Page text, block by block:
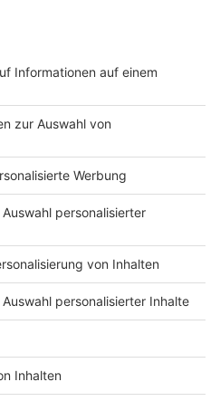
Wüst (CDU)
Soldatinnen und
stationiert. Weitere 12.000
Bundeswehr in zivilen Jobs.
auch Rüstungsstandort.
Teile desneuen
der Ministerpräsident:
auch bei den
wo wir als Land und auch
Die Kooperation
ist ein
Überhaupt wollen das